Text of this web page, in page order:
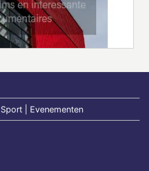
| Evenementen